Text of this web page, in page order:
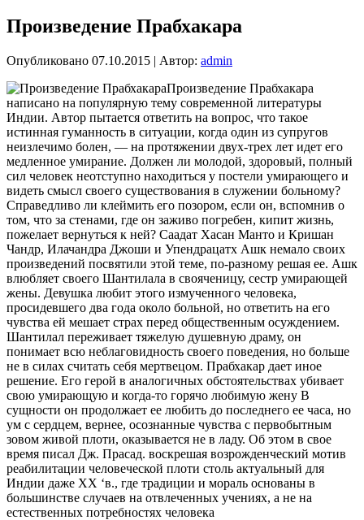
Произведение Прабхакара
Опубликовано 07.10.2015 | Автор: admin
Произведение Прабхакара
написано на популярную тему современной литературы
Индии. Автор пытается ответить на вопрос, что такое
истинная гуманность в ситуации, когда один из супругов
неизлечимо болен, — на протяжении двух-трех лет идет его
медленное умирание. Должен ли молодой, здоровый, полный
сил человек неотступно находиться у постели умирающего и
видеть смысл своего существования в служении больному?
Справедливо ли клеймить его позором, если он, вспомнив о
том, что за стенами, где он заживо погребен, кипит жизнь,
пожелает вернуться к ней? Саадат Хасан Манто и Кришан
Чандр, Илачандра Джоши и Упендрацатх Ашк немало своих
произведений посвятили этой теме, по-разному решая ее. Ашк
влюбляет своего Шантилала в свояченицу, сестр умирающей
жены. Девушка любит этого измученного человека,
просидевшего два года около больной, но ответить на его
чувства ей мешает страх перед общественным осуждением.
Шантилал переживает тяжелую душевную драму, он
понимает всю неблаговидность своего поведения, но больше
не в силах считать себя мертвецом. Прабхакар дает иное
решение. Его герой в аналогичных обстоятельствах убивает
свою умирающую и когда-то горячо любимую жену В
сущности он продолжает ее любить до последнего ее часа, но
ум с сердцем, вернее, осознанные чувства с первобытным
зовом живой плоти, оказывается не в ладу. Об этом в свое
время писал Дж. Прасад. воскрешая возрожденческий мотив
реабилитации человеческой плоти столь актуальный для
Индии даже XX ‘в., где традиции и мораль основаны в
большинстве случаев на отвлеченных учениях, а не на
естественных потребностях человека